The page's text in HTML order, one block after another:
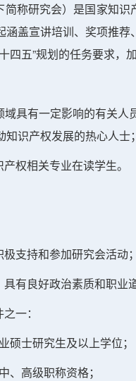
研究会）是国家知识
盖宣讲培训、奖项推
四五”规划的任务要求
具有一定影响的有关人
知识产权发展的热心人士
权相关专业在读学生。
支持和参加研究会活动
有良好政治素质和职业
一：
士研究生及以上学位；
高级职称资格；